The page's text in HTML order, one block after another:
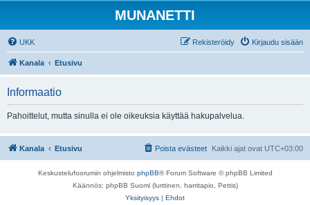
MUNANETTI
UKK Kirjaudu sisään
Rekisteröidy
Kanala Etusivu
Informaatio
Pahoittelut, mutta sinulla ei ole oikeuksia käyttää hakupalvelua.
Kanala Etusivu Kaikki ajat ovat UTC+03:00
Poista evästeet
Keskustelufoorumin ohjelmisto phpBB® Forum Software © phpBB Limited
Käännös: phpBB Suomi (lurttinen, harritapio, Pettis)
Yksityisyys | Ehdot